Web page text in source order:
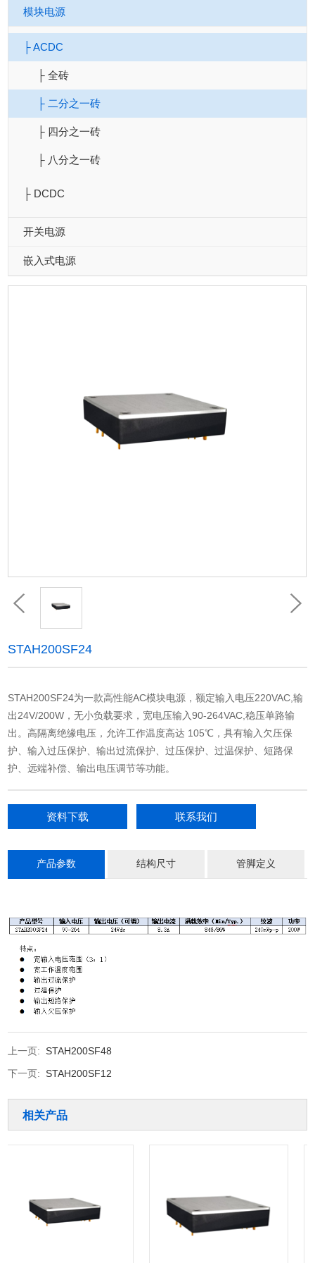
模块电源
├ ACDC
├ 全砖
├ 二分之一砖
├ 四分之一砖
├ 八分之一砖
├ DCDC
开关电源
嵌入式电源
STAH200SF24
STAH200SF24为一款高性能AC模块电源，额定输入电压220VAC,输
出24V/200W，无小负载要求，宽电压输入90-264VAC,稳压单路输
出。高隔离绝缘电压，允许工作温度高达 105℃，具有输入欠压保
护、输入过压保护、输出过流保护、过压保护、过温保护、短路保
护、远端补偿、输出电压调节等功能。
资料下载 联系我们
产品参数 结构尺寸 管脚定义
上一页:STAH200SF48
下一页:STAH200SF12
相关产品